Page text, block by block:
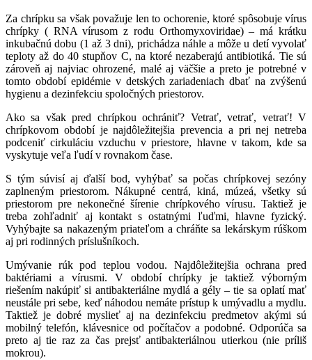
Za chrípku sa však považuje len to ochorenie, ktoré spôsobuje vírus
chrípky ( RNA vírusom z rodu Orthomyxoviridae) – má krátku
inkubačnú dobu (1 až 3 dni), prichádza náhle a môže u detí vyvolať
teploty až do 40 stupňov C, na ktoré nezaberajú antibiotiká. Tie sú
zároveň aj najviac ohrozené, malé aj väčšie a preto je potrebné v
tomto období epidémie v detských zariadeniach dbať na zvýšenú
hygienu a dezinfekciu spoločných priestorov.
Ako sa však pred chrípkou ochrániť? Vetrať, vetrať, vetrať! V
chrípkovom období je najdôležitejšia prevencia a pri nej netreba
podceniť cirkuláciu vzduchu v priestore, hlavne v takom, kde sa
vyskytuje veľa ľudí v rovnakom čase.
S tým súvisí aj ďalší bod, vyhýbať sa počas chrípkovej sezóny
zaplneným priestorom. Nákupné centrá, kiná, múzeá, všetky sú
priestorom pre nekonečné šírenie chrípkového vírusu. Taktiež je
treba zohľadniť aj kontakt s ostatnými ľuďmi, hlavne fyzický.
Vyhýbajte sa nakazeným priateľom a chráňte sa lekárskym rúškom
aj pri rodinných príslušníkoch.
Umývanie rúk pod teplou vodou. Najdôležitejšia ochrana pred
baktériami a vírusmi. V období chrípky je taktiež výborným
riešením nakúpiť si antibakteriálne mydlá a gély – tie sa oplatí mať
neustále pri sebe, keď náhodou nemáte prístup k umývadlu a mydlu.
Taktiež je dobré myslieť aj na dezinfekciu predmetov akými sú
mobilný telefón, klávesnice od počítačov a podobné. Odporúča sa
preto aj tie raz za čas prejsť antibakteriálnou utierkou (nie príliš
mokrou).